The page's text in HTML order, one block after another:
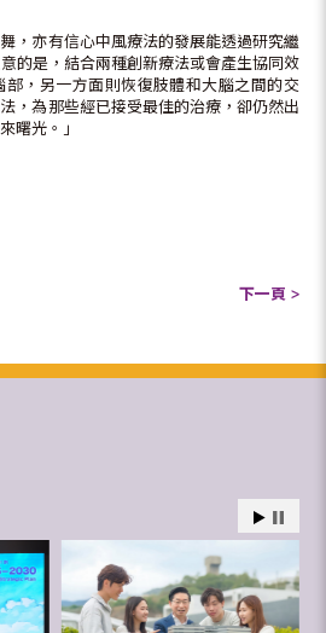
，亦有信心中風療法的發展能透過研究繼
的是，結合兩種創新療法或會產生協同效
，另一方面則恢復肢體和大腦之間的交
，為那些經已接受最佳的治療，卻仍然出
曙光。」
下一頁 >